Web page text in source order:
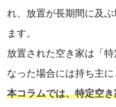
れ、放置が長期間に及
ます。
放置された空き家は「
なった場合には持ち主
本コラムでは、特定空